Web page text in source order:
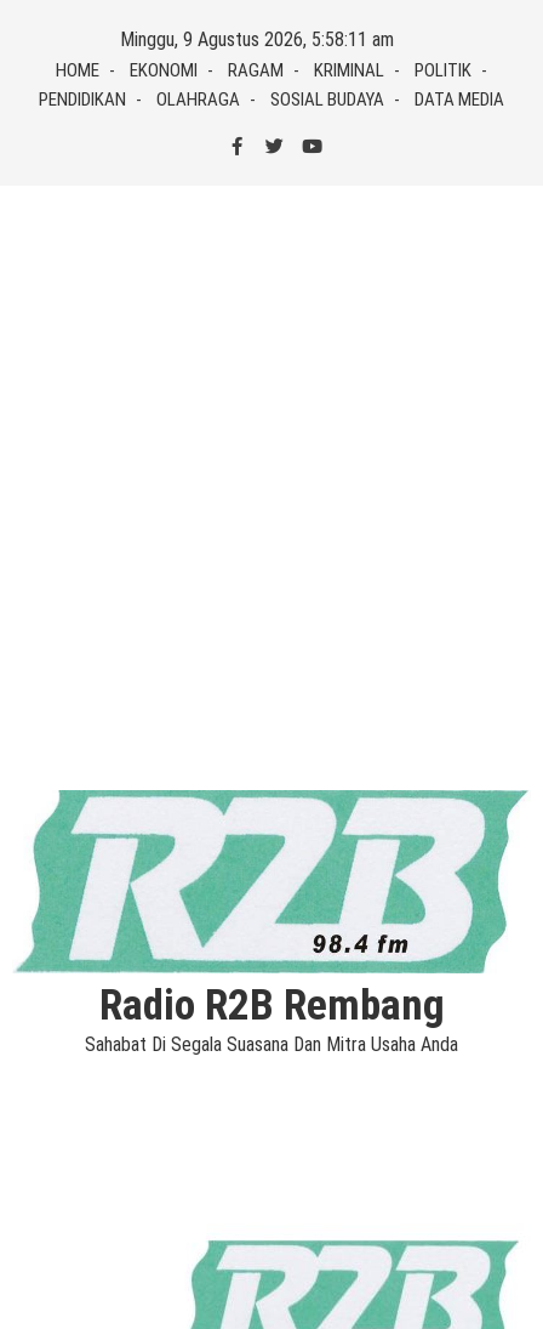
content
Minggu, 9 Agustus 2026, 5:58:11 am
HOME EKONOMI RAGAM KRIMINAL
POLITIK
PENDIDIKAN
OLAHRAGA SOSIAL BUDAYA DATA MEDIA
Radio R2B Rembang
Sahabat Di Segala Suasana Dan Mitra Usaha Anda